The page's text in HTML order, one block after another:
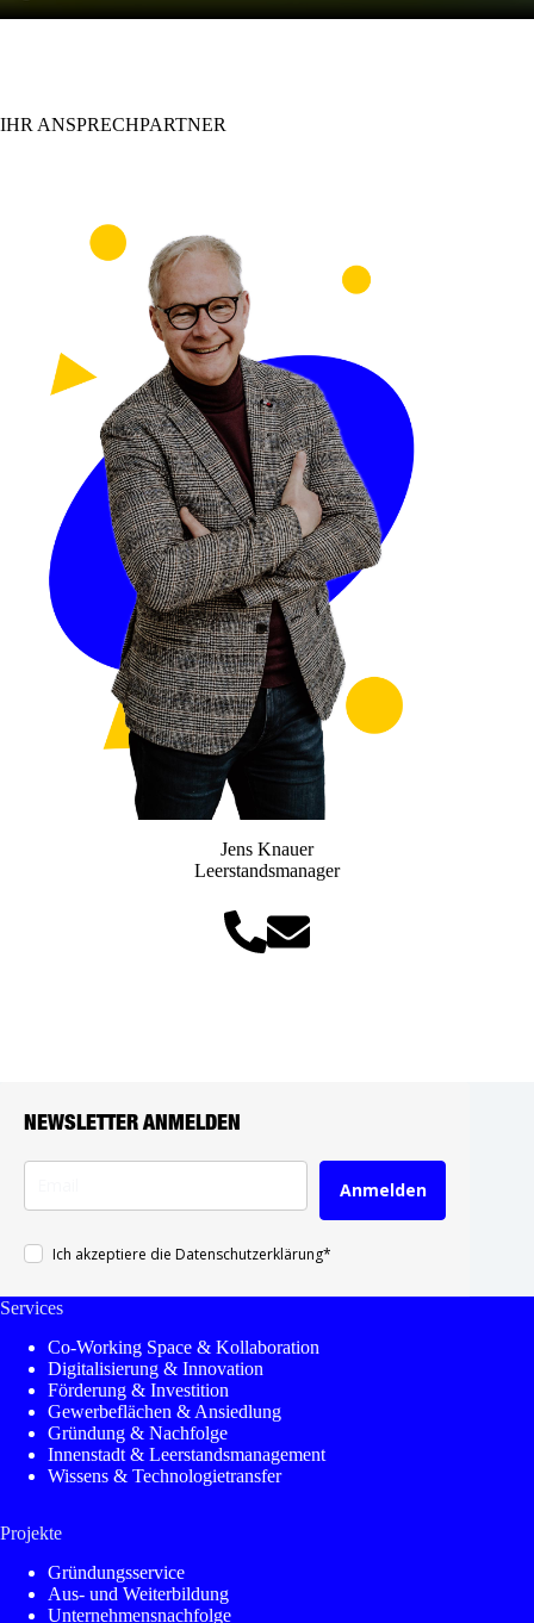
IHR ANSPRECHPARTNER
Jens Knauer
Leerstandsmanager
NEWSLETTER ANMELDEN
Anmelden
Ich akzeptiere die Datenschutzerklärung*
Services
Co-Working Space & Kollaboration
Digitalisierung & Innovation
Förderung & Investition
Gewerbeflächen & Ansiedlung
Gründung & Nachfolge
Innenstadt & Leerstandsmanagement
Wissens & Technologietransfer
Projekte
Gründungsservice
Aus- und Weiterbildung
Unternehmensnachfolge